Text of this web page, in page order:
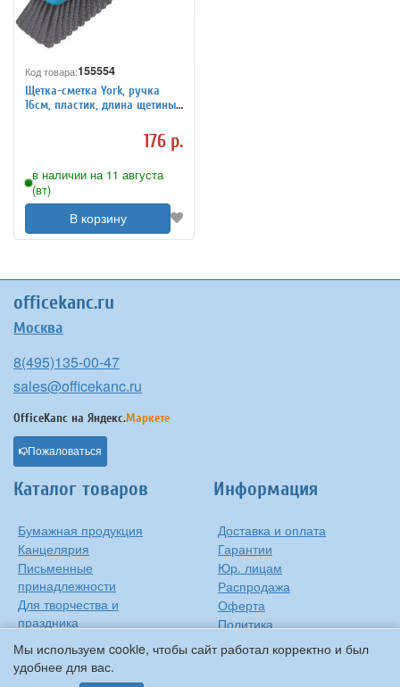
Мы используем cookie, чтобы сайт работал корректно и был
удобнее для вас.
Код товара:155554
Щетка-сметка York, ручка
16см, пластик, длина щетины
176 р.
в наличии на 11 августа
(вт)
В корзину
officekanc.ru
Москва
8(495)135-00-47
sales@officekanc.ru
OfficeKanc на Яндекс.Маркете
Пожаловаться
Каталог товаров
Бумажная продукция
Канцелярия
Письменные
принадлежности
Для творчества и
праздника
Оргтехника
Хозтовары
Информация
Доставка и оплата
Гарантии
Юр. лицам
Распродажа
Оферта
Политика
конфиденциальности
Контакты